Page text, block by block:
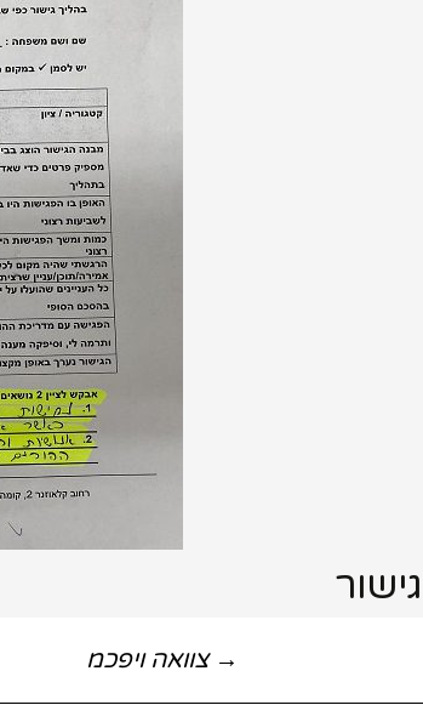
גישור
→ צוואה ויפכמ